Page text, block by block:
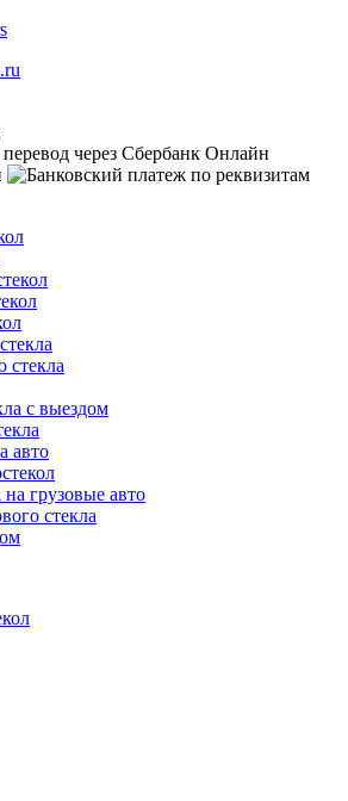
стекла
с выездом
авто
грузовые авто
стекла